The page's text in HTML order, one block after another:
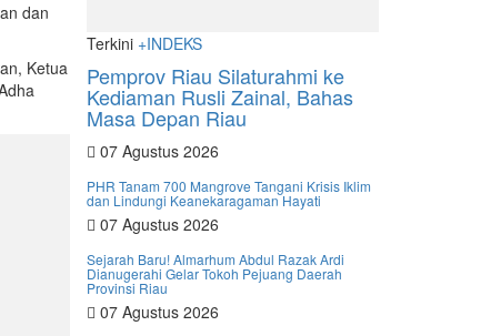
dan
Ketua
Terkini +INDEKS
Pemprov Riau Silaturahmi ke
Kediaman Rusli Zainal, Bahas
Masa Depan Riau
07 Agustus 2026
PHR Tanam 700 Mangrove Tangani Krisis Iklim
dan Lindungi Keanekaragaman Hayati
07 Agustus 2026
Sejarah Baru! Almarhum Abdul Razak Ardi
Dianugerahi Gelar Tokoh Pejuang Daerah
Provinsi Riau
07 Agustus 2026